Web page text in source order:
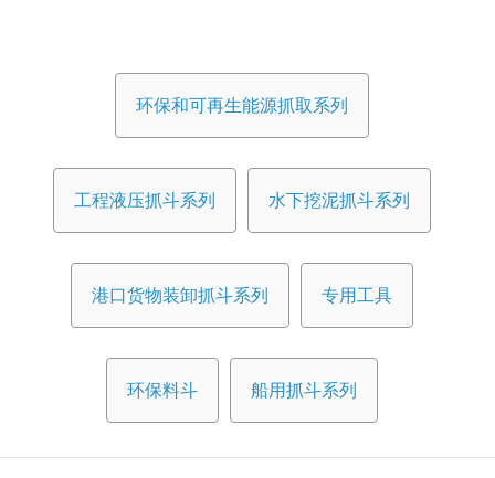
环保和可再生能源抓取系列
工程液压抓斗系列 水下挖泥抓斗系列
港口货物装卸抓斗系列 专用工具
环保料斗 船用抓斗系列